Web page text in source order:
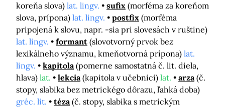
koreňa slova) lat. lingv. sufix (morféma za koreňom
slova, prípona) lat. lingv. postfix (morféma
pripojená k slovu, napr. -sia pri slovesách v ruštine)
lat. lingv.
formant (slovotvorný prvok bez
lexikálneho významu, kmeňotvorná prípona) lat.
lingv.
kapitola (pomerne samostatná č. lit. diela,
hlava) lat. lekcia (kapitola v učebnici) lat. arza (č.
stopy, slabika bez metrickégo dôrazu, ľahká doba)
gréc. lit.
téza (č. stopy, slabika s metrickým